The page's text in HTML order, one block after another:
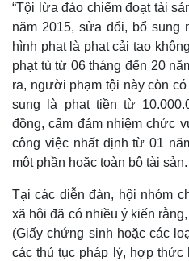
“Tội lừa đảo chiếm đoạt tài
năm 2015, sửa đổi, bổ sung
hình phạt là phạt cải tạo
phạt tù từ 06 tháng đến 20
ra, người phạm tội này còn
sung là phạt tiền từ
đồng, cấm đảm nhiệm chức
công việc nhất định từ 01
một phần hoặc toàn bộ tài sản.
Tại các diễn đàn, hội nhóm
xã hội đã có nhiều ý kiến
(Giấy chứng sinh hoặc các
các thủ tục pháp lý, hợp thức